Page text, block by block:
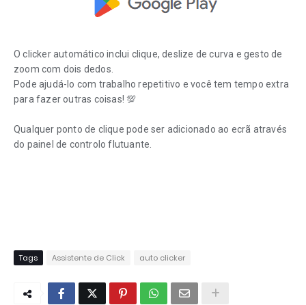
O clicker automático inclui clique, deslize de curva e gesto de
zoom com dois dedos.
Pode ajudá-lo com trabalho repetitivo e você tem tempo extra
para fazer outras coisas! 💯
Qualquer ponto de clique pode ser adicionado ao ecrã através
do painel de controlo flutuante.
Tags Assistente de Click auto clicker